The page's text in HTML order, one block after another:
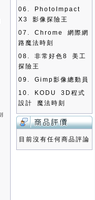
06.
PhotoImpact
X3 影像探險王
07. Chrome 網際網
路魔法時刻
08. 非常好色8 美工
探險王
09. Gimp影像總動員
10.
KODU 3D程式
設計 魔法時刻
目前沒有任何商品評論